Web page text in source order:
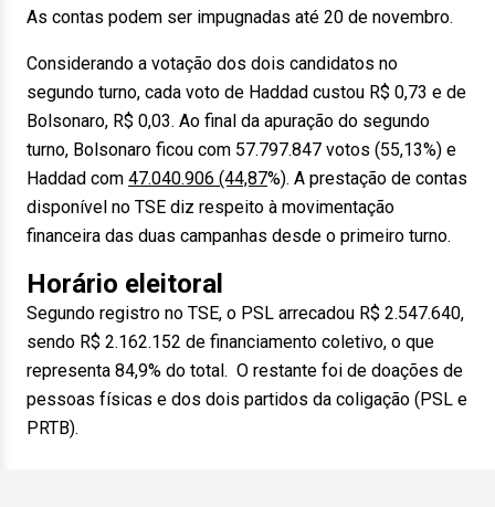
As contas podem ser impugnadas até 20 de novembro.
Considerando a votação dos dois candidatos no
segundo turno, cada voto de Haddad custou R$ 0,73 e de
Bolsonaro, R$ 0,03. Ao final da apuração do segundo
turno, Bolsonaro ficou com 57.797.847 votos (55,13%) e
Haddad com 47.040.906 (44,87%). A prestação de contas
disponível no TSE diz respeito à movimentação
financeira das duas campanhas desde o primeiro turno.
Horário eleitoral
Segundo registro no TSE, o PSL arrecadou R$ 2.547.640,
sendo R$ 2.162.152 de financiamento coletivo, o que
representa 84,9% do total. O restante foi de doações de
pessoas físicas e dos dois partidos da coligação (PSL e
PRTB).